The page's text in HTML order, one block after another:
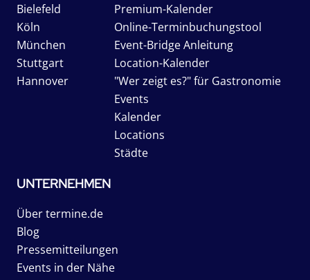
Bielefeld
Köln
München
Stuttgart
Hannover
Premium-Kalender
Online-Terminbuchungstool
Event-Bridge Anleitung
Location-Kalender
"Wer zeigt es?" für Gastronomie
Events
Kalender
Locations
Städte
UNTERNEHMEN
Über termine.de
Blog
Pressemitteilungen
Events in der Nähe